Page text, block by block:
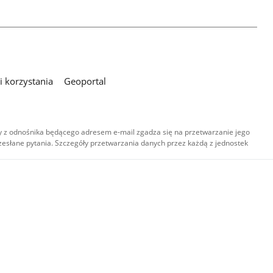
korzystania Geoportal
odnośnika będącego adresem e-mail zgadza się na przetwarzanie jego
pytania. Szczegóły przetwarzania danych przez każdą z jednostek